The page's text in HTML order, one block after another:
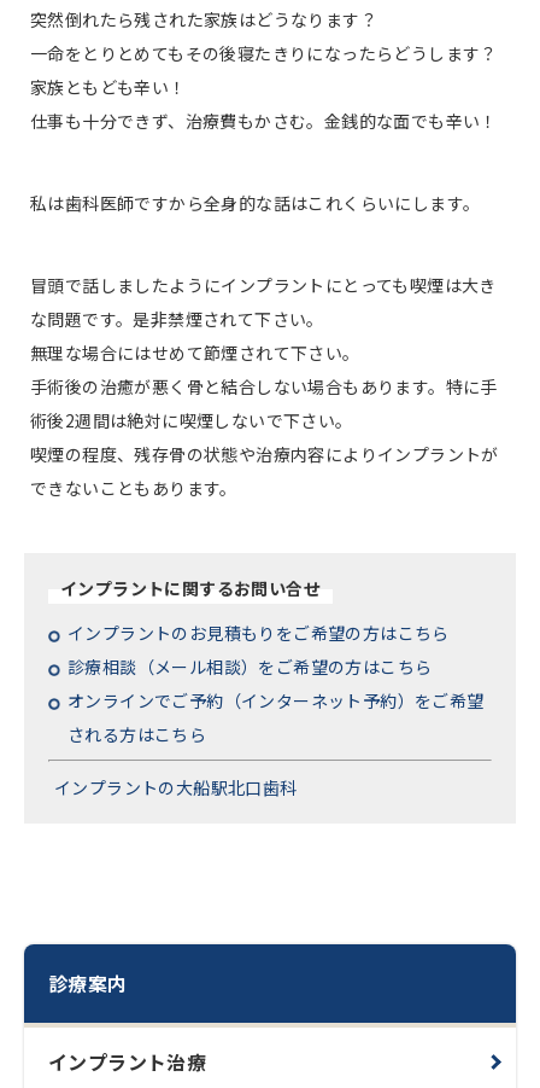
診療案内
インプラント治療
突然倒れたら残された家族はどうなります？
一命をとりとめてもその後寝たきりになったらどうします？
家族ともども辛い！
仕事も十分できず、治療費もかさむ。金銭的な面でも辛い！
私は歯科医師ですから全身的な話はこれくらいにします。
冒頭で話しましたようにインプラントにとっても喫煙は大き
な問題です。是非禁煙されて下さい。
無理な場合にはせめて節煙されて下さい。
手術後の治癒が悪く骨と結合しない場合もあります。特に手
術後2週間は絶対に喫煙しないで下さい。
喫煙の程度、残存骨の状態や治療内容によりインプラントが
できないこともあります。
インプラントに関するお問い合せ
インプラントのお見積もりをご希望の方はこちら
診療相談（メール相談）をご希望の方はこちら
オンラインでご予約（インターネット予約）をご希望
される方はこちら
インプラントの大船駅北口歯科